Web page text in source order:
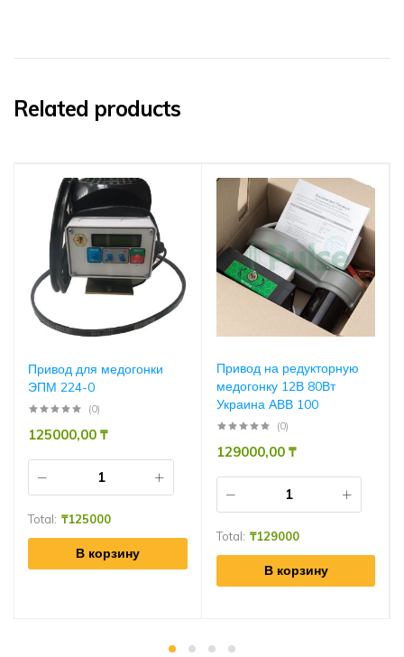
Related products
Привод для медогонки
ЭПМ 224-0
(0)
125000,00 ₸
Total: ₸125000
В корзину
Привод на редукторную
медогонку 12В 80Вт
Украина АВВ 100
(0)
129000,00 ₸
Total: ₸129000
В корзину